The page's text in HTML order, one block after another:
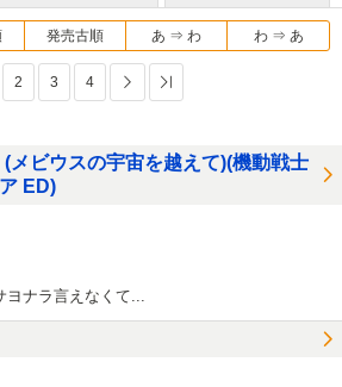
発売古順 あ ⇒ わ わ ⇒ あ
2 3 4 次へ
メビウスの宇宙を越えて)(機動戦士
ED)
ナラ言えなくて...